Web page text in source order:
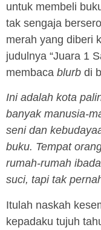
untuk membeli
tak sengaja
merah yang diberi
judulnya “Juara 1
membaca blurb di
Ini adalah kota
banyak manusia-
seni dan
buku. Tempat
rumah-rumah
suci, tapi tak
Itulah naskah
kepadaku tujuh